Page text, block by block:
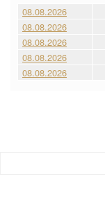
08.08.2026
08.08.2026
08.08.2026
08.08.2026
08.08.2026